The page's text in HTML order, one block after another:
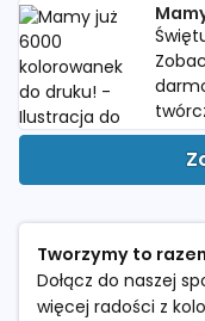
Tworzymy to
Dołącz do naszej
więcej radości z